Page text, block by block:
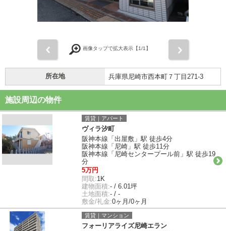
画像タップで拡大表示【1/1】
所在地 兵庫県尼崎市西本町７丁目271-3
施設周辺の物件
賃貸｜アパート
ヴィラ汐町
阪神本線「出屋敷」駅 徒歩4分
阪神本線「尼崎」駅 徒歩11分
阪神本線「尼崎センタープール前」駅 徒歩19
分
5万円
間取:1K
建物面積:- / 6.01坪
土地面積:- / -
敷金/礼金:0ヶ月/0ヶ月
賃貸｜マンション
フォーリアライズ尼崎エラン